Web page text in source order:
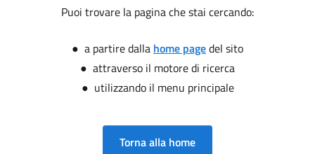
Puoi trovare la pagina che stai cercando:
● a partire dalla home pagedel sito
● attraverso il motore di ricerca
● utilizzando il menu principale
Torna alla home